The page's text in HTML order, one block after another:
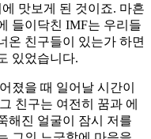
맛보게 된 것이죠. 마흔
들이닥친 IMF는 우리들
온 친구들이 있는가 하면
있었습니다.
졌을 때 일어날 시간이
친구는 여전히 꿈과 에
해진 얼굴이 잠시 저를